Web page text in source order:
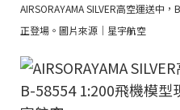
AIRSORAYAMA SILVER高空運送中
正登場。圖片來源｜星宇航空